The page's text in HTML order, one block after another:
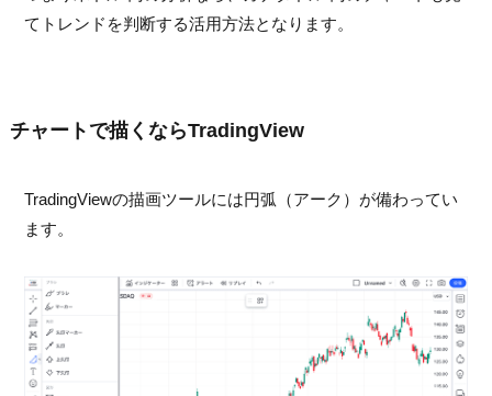
てトレンドを判断する活用方法となります。
チャートで描くならTradingView
TradingViewの描画ツールには円弧（アーク）が備わってい
ます。